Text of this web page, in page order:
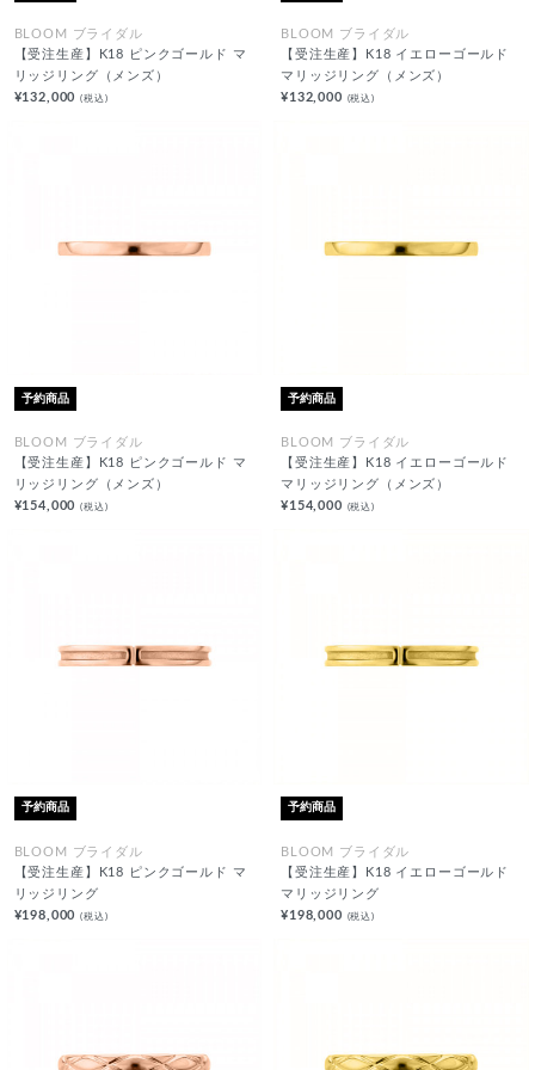
BLOOM ブライダル
【受注生産】K18 ピンクゴールド マ
リッジリング（メンズ）
¥132,000(税込)
BLOOM ブライダル
【受注生産】K18 イエローゴールド
マリッジリング（メンズ）
¥132,000 (税込)
予約商品
BLOOM ブライダル
【受注生産】K18 ピンクゴールド マ
リッジリング（メンズ）
¥154,000(税込)
予約商品
BLOOM ブライダル
【受注生産】K18 イエローゴールド
マリッジリング（メンズ）
¥154,000 (税込)
予約商品
BLOOM ブライダル
【受注生産】K18 ピンクゴールド マ
リッジリング
¥198,000(税込)
予約商品
BLOOM ブライダル
【受注生産】K18 イエローゴールド
マリッジリング
¥198,000 (税込)